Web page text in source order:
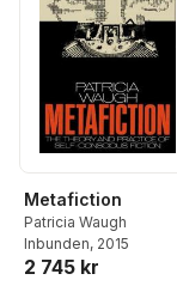
Metafiction
Patricia Waugh
Inbunden, 2015
2 745 kr